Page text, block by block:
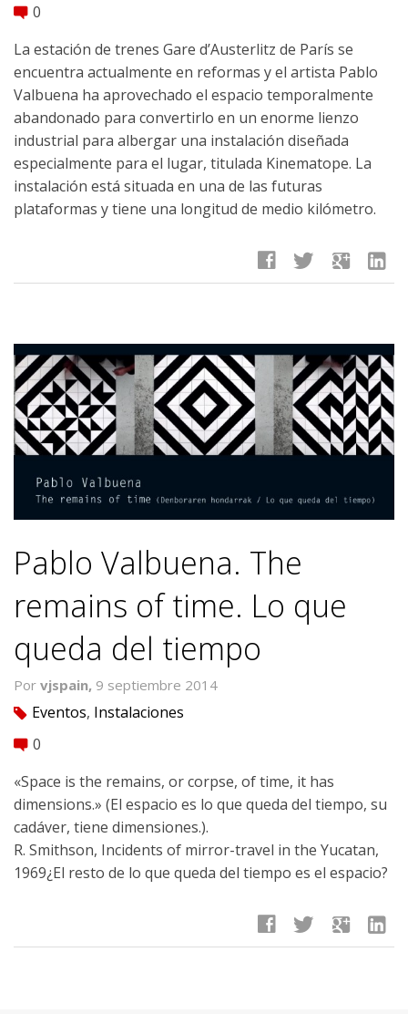
comment 0
La estación de trenes Gare d’Austerlitz de París se
encuentra actualmente en reformas y el artista Pablo
Valbuena ha aprovechado el espacio temporalmente
abandonado para convertirlo en un enorme lienzo
industrial para albergar una instalación diseñada
especialmente para el lugar, titulada Kinematope. La
instalación está situada en una de las futuras
plataformas y tiene una longitud de medio kilómetro.
facebook twitter google linkedin
Pablo Valbuena. The
remains of time. Lo que
queda del tiempo
Por vjspain, 9 septiembre 2014
tag Eventos, Instalaciones
comment 0
«Space is the remains, or corpse, of time, it has
dimensions.» (El espacio es lo que queda del tiempo, su
cadáver, tiene dimensiones.).
R. Smithson, Incidents of mirror-travel in the Yucatan,
1969¿El resto de lo que queda del tiempo es el espacio?
facebook twitter google linkedin